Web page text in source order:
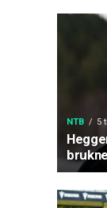
NTB 5